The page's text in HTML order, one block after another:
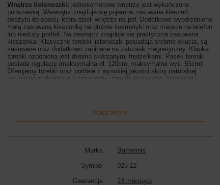
Wnętrze listonoszki: jednokomorowe wnętrze jest wykończone
podszewką. Wewnątrz znajduje się pojemna zasuwana kieszeń,
doszyta do spodu, która dzieli wnętrze na pół. Dodatkowo wyodrębniono
małą zasuwaną kieszonkę na drobne kosmetyki oraz miejsce na telefon
lub nieduży portfel. Na zewnątrz znajduje się praktyczna zasuwana
kieszonka. Klasyczne torebki listonoszki posiadają srebrne okucia, są
zasuwane oraz dodatkowo zapinane na zatrzask magnetyczny. Klapka
torebki ozdobiona jest dwoma skórzanymi frędzelkami. Pasek torebki
posiada regulację (maksymalna dł. 120cm, maksymalna wys. 55cm).
Oferujemy torebki oraz portfele z wysokiej jakości skóry naturalnej,
wykonane z dbałością o szczegóły - torebki klasyczne, listonoszki,
Pokaż więcej
Marka Barberinis
Symbol 925-12
Gwarancja 24 miesiące